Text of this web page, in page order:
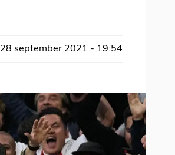
28 september 2021 - 19:54